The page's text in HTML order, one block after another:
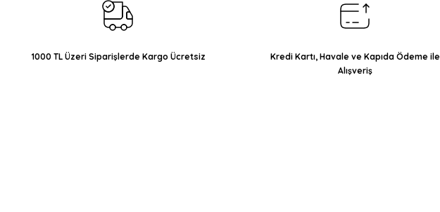
Ürün fiyatı diğer sitelerden daha pahalı.
Bu ürüne benzer farklı alternatifler olmalı.
1000 TL Üzeri Siparişlerde Kargo Ücretsiz
Kredi Kartı, Havale ve Kapıda Ödeme ile
Alışveriş